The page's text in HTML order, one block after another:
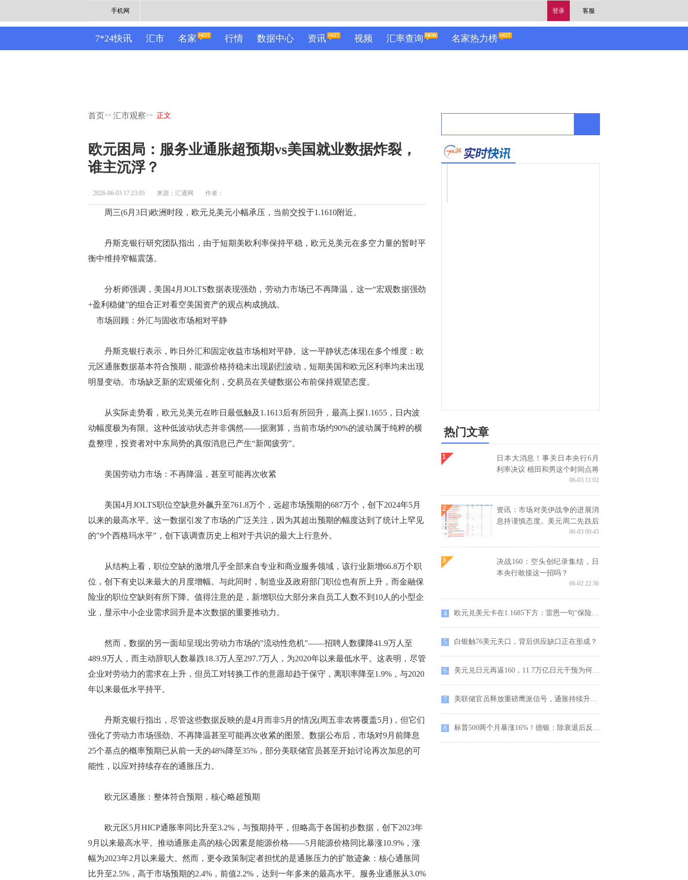
登录 客服
手机网
7*24快讯 汇市 名家 行情 数据中心 资讯 视频 汇率查询 名家热力榜
首页>> 汇市观察>> 正文
欧元困局：服务业通胀超预期vs美国就业数据炸裂，
谁主沉浮？
2026-06-03 17:23:05 来源：汇通网 作者：
周三(6月3日)欧洲时段，欧元兑美元小幅承压，当前交投于1.1610附近。
丹斯克银行研究团队指出，由于短期美欧利率保持平稳，欧元兑美元在多空力量的暂时平
衡中维持窄幅震荡。
分析师强调，美国4月JOLTS数据表现强劲，劳动力市场已不再降温，这一“宏观数据强劲
+盈利稳健”的组合正对看空美国资产的观点构成挑战。
市场回顾：外汇与固收市场相对平静
丹斯克银行表示，昨日外汇和固定收益市场相对平静。这一平静状态体现在多个维度：欧
元区通胀数据基本符合预期，能源价格持稳未出现剧烈波动，短期美国和欧元区利率均未出现
明显变动。市场缺乏新的宏观催化剂，交易员在关键数据公布前保持观望态度。
从实际走势看，欧元兑美元在昨日最低触及1.1613后有所回升，最高上探1.1655，日内波
动幅度极为有限。这种低波动状态并非偶然——据测算，当前市场约90%的波动属于纯粹的横
盘整理，投资者对中东局势的真假消息已产生“新闻疲劳”。
美国劳动力市场：不再降温，甚至可能再次收紧
美国4月JOLTS职位空缺意外飙升至761.8万个，远超市场预期的687万个，创下2024年5月
以来的最高水平。这一数据引发了市场的广泛关注，因为其超出预期的幅度达到了统计上罕见
的"9个西格玛水平"，创下该调查历史上相对于共识的最大上行意外。
从结构上看，职位空缺的激增几乎全部来自专业和商业服务领域，该行业新增66.8万个职
位，创下有史以来最大的月度增幅。与此同时，制造业及政府部门职位也有所上升，而金融保
险业的职位空缺则有所下降。值得注意的是，新增职位大部分来自员工人数不到10人的小型企
业，显示中小企业需求回升是本次数据的重要推动力。
然而，数据的另一面却呈现出劳动力市场的"流动性危机"——招聘人数骤降41.9万人至
489.9万人，而主动辞职人数暴跌18.3万人至297.7万人，为2020年以来最低水平。这表明，尽管
企业对劳动力的需求在上升，但员工对转换工作的意愿却趋于保守，离职率降至1.9%，与2020
年以来最低水平持平。
丹斯克银行指出，尽管这些数据反映的是4月而非5月的情况(周五非农将覆盖5月)，但它们
强化了劳动力市场强劲、不再降温甚至可能再次收紧的图景。数据公布后，市场对9月前降息
25个基点的概率预期已从前一天的48%降至35%，部分美联储官员甚至开始讨论再次加息的可
能性，以应对持续存在的通胀压力。
欧元区通胀：整体符合预期，核心略超预期
欧元区5月HICP通胀率同比升至3.2%，与预期持平，但略高于各国初步数据，创下2023年
9月以来最高水平。推动通胀走高的核心因素是能源价格——5月能源价格同比暴涨10.9%，涨
幅为2023年2月以来最大。然而，更令政策制定者担忧的是通胀压力的扩散迹象：核心通胀同
比升至2.5%，高于市场预期的2.4%，前值2.2%，达到一年多来的最高水平。服务业通胀从3.0%
热门文章
日本大消息！事关日本央行6月
利率决议 植田和男这个时间点将
06-03 11:02
资讯：市场对美伊战争的进展消
息持谨慎态度。美元周二先跌后
06-03 09:45
决战160：空头创纪录集结，日
本央行敢接这一招吗？
06-02 22:36
4 欧元兑美元卡在1.1685下方：雷恩一句“保险性加息”，为何反而限制欧元上攻空间
5 白银触76美元关口，背后供应缺口正在形成？
6 美元兑日元再逼160，11.7万亿日元干预为何没能改写趋势
7 美联储官员释放重磅鹰派信号，通胀持续升温年内加息窗口再度打开
8 标普500两个月暴涨16%！德银：除衰退后反弹外，这一幕曾预示1987年崩盘